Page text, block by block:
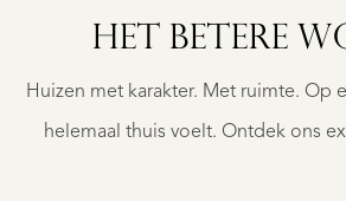
HET BETERE
Huizen met karakter. Met ruimte. Op
helemaal thuis voelt. Ontdek ons